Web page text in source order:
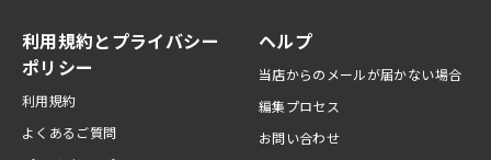
利用規約とプライバシー
ポリシー
利用規約
よくあるご質問
ヘルプ
当店からのメールが届かない場合
編集プロセス
お問い合わせ